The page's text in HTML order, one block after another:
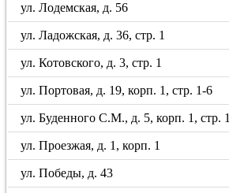
ул. Лодемская, д. 56
ул. Ладожская, д. 36, стр. 1
ул. Котовского, д. 3, стр. 1
ул. Портовая, д. 19, корп. 1, стр. 1-6
ул. Буденного С.М., д. 5, корп. 1, стр. 1
ул. Проезжая, д. 1, корп. 1
ул. Победы, д. 43